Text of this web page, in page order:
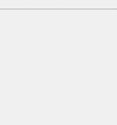
的發生，但據報導，北